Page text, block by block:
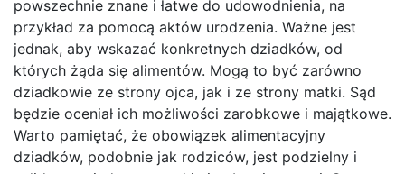
powszechnie znane i łatwe do udowodnienia, na
przykład za pomocą aktów urodzenia. Ważne jest
jednak, aby wskazać konkretnych dziadków, od
których żąda się alimentów. Mogą to być zarówno
dziadkowie ze strony ojca, jak i ze strony matki. Sąd
będzie oceniał ich możliwości zarobkowe i majątkowe.
Warto pamiętać, że obowiązek alimentacyjny
dziadków, podobnie jak rodziców, jest podzielny i